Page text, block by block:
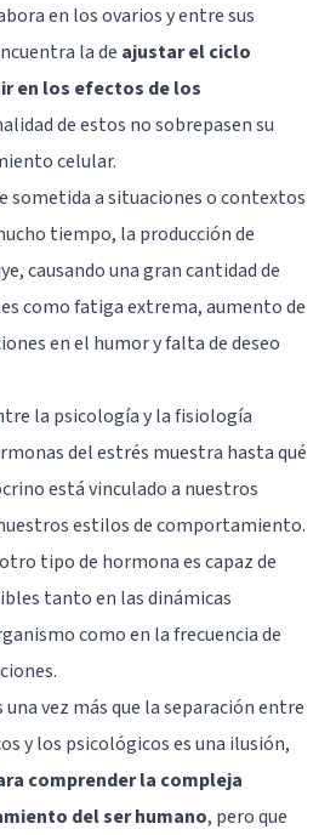
en los ovarios y entre sus
la de ajustar el ciclo
en los efectos de los
de estos no sobrepasen su
celular.
sometida a situaciones o contextos
tiempo, la producción de
causando una gran cantidad de
como fatiga extrema, aumento de
en el humor y falta de deseo
la psicología y la fisiología
del estrés muestra hasta qué
está vinculado a nuestros
estilos de comportamiento.
tipo de hormona es capaz de
tanto en las dinámicas
como en la frecuencia de
vez más que la separación entre
y los psicológicos es una ilusión,
comprender la compleja
del ser humano, pero que